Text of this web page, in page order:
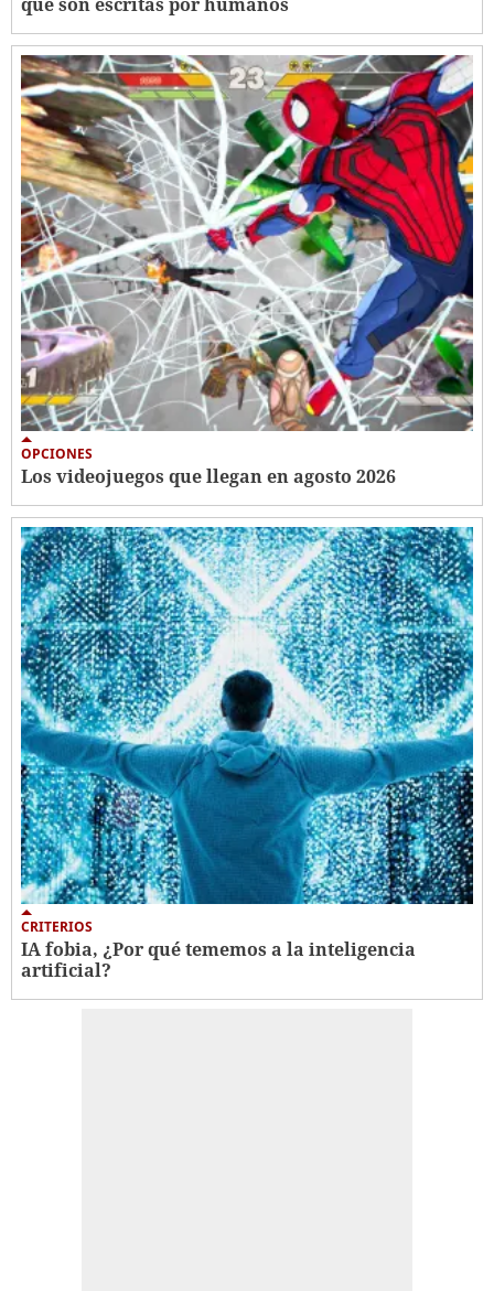
OPCIONES
Los videojuegos que llegan en agosto 2026
CRITERIOS
IA fobia, ¿Por qué tememos a la inteligencia
artificial?